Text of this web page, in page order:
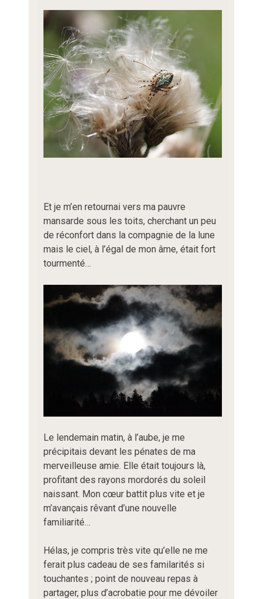
Et je m’en retournai vers ma pauvre
mansarde sous les toits, cherchant un peu
de réconfort dans la compagnie de la lune
mais le ciel, à l’égal de mon âme, était fort
tourmenté…
Le lendemain matin, à l’aube, je me
précipitais devant les pénates de ma
merveilleuse amie. Elle était toujours là,
profitant des rayons mordorés du soleil
naissant. Mon cœur battit plus vite et je
m’avançais rêvant d’une nouvelle
familiarité…
Hélas, je compris très vite qu’elle ne me
ferait plus cadeau de ses familarités si
touchantes ; point de nouveau repas à
partager, plus d’acrobatie pour me dévoiler